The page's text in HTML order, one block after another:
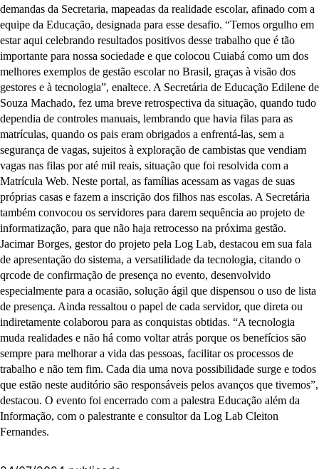
demandas da Secretaria, mapeadas da realidade escolar, afinado com a
equipe da Educação, designada para esse desafio. “Temos orgulho em
estar aqui celebrando resultados positivos desse trabalho que é tão
importante para nossa sociedade e que colocou Cuiabá como um dos
melhores exemplos de gestão escolar no Brasil, graças à visão dos
gestores e à tecnologia”, enaltece. A Secretária de Educação Edilene de
Souza Machado, fez uma breve retrospectiva da situação, quando tudo
dependia de controles manuais, lembrando que havia filas para as
matrículas, quando os pais eram obrigados a enfrentá-las, sem a
segurança de vagas, sujeitos à exploração de cambistas que vendiam
vagas nas filas por até mil reais, situação que foi resolvida com a
Matrícula Web. Neste portal, as famílias acessam as vagas de suas
próprias casas e fazem a inscrição dos filhos nas escolas. A Secretária
também convocou os servidores para darem sequência ao projeto de
informatização, para que não haja retrocesso na próxima gestão.
Jacimar Borges, gestor do projeto pela Log Lab, destacou em sua fala
de apresentação do sistema, a versatilidade da tecnologia, citando o
qrcode de confirmação de presença no evento, desenvolvido
especialmente para a ocasião, solução ágil que dispensou o uso de lista
de presença. Ainda ressaltou o papel de cada servidor, que direta ou
indiretamente colaborou para as conquistas obtidas. “A tecnologia
muda realidades e não há como voltar atrás porque os benefícios são
sempre para melhorar a vida das pessoas, facilitar os processos de
trabalho e não tem fim. Cada dia uma nova possibilidade surge e todos
que estão neste auditório são responsáveis pelos avanços que tivemos”,
destacou. O evento foi encerrado com a palestra Educação além da
Informação, com o palestrante e consultor da Log Lab Cleiton
Fernandes.